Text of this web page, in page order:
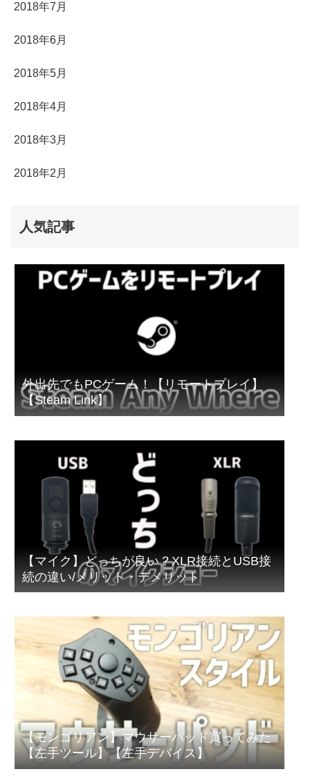
2018年7月
2018年6月
2018年5月
2018年4月
2018年3月
2018年2月
人気記事
外出先でもPCゲーム！【リモートプレイ】
【Steam Link】
【マイク】どっちが良い？XLR接続とUSB接
続の違い/メリット・デメリット
【モンゴリアン】マウサーパッド買ってみた
【左手ツール】【左手デバイス】